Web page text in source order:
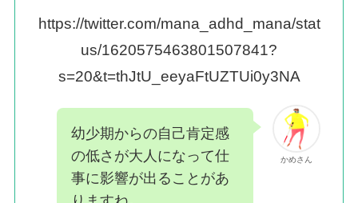
https://twitter.com/mana_adhd_mana/stat
us/1620575463801507841?
s=20&t=thJtU_eeyaFtUZTUi0y3NA
かめさん
幼少期からの自己肯定感
の低さが大人になって仕
事に影響が出ることがあ